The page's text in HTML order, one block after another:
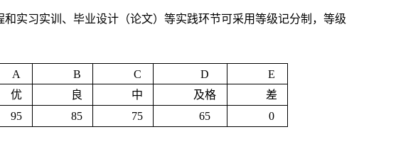
实习实训、毕业设计（论文）等实践环节可采用等级记分制，等级
A B C D
E
优 良 中 及格
差
95 85 75 65 0